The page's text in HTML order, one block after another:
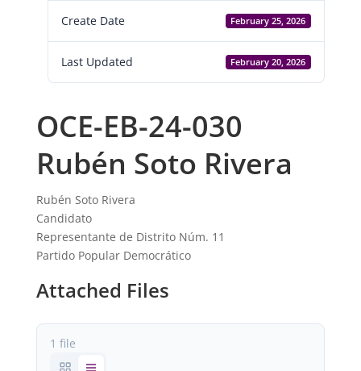
Create Date February 25, 2026
Last Updated February 20, 2026
OCE-EB-24-030
Rubén Soto Rivera
Rubén Soto Rivera
Candidato
Representante de Distrito Núm. 11
Partido Popular Democrático
Attached Files
1 file